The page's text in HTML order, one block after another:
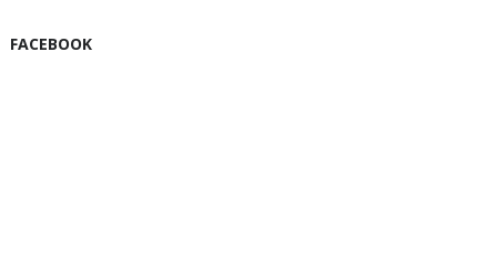
FACEBOOK